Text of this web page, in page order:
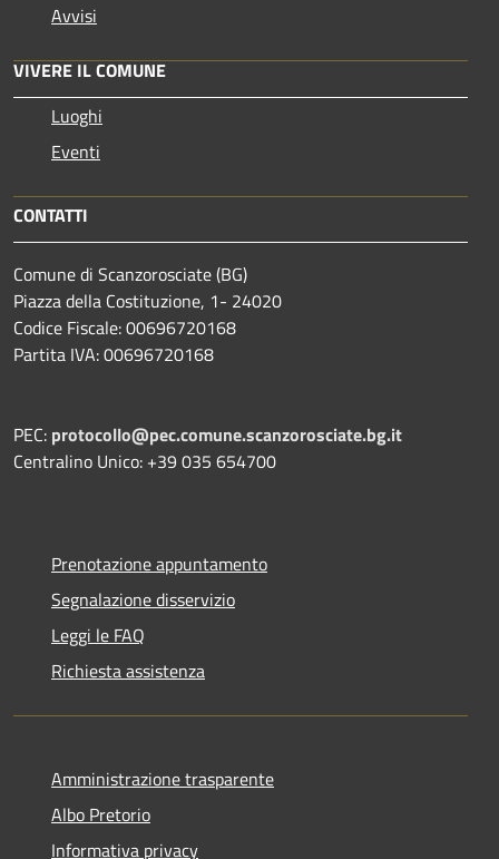
Avvisi
VIVERE IL COMUNE
Luoghi
Eventi
CONTATTI
Comune di Scanzorosciate (BG)
Piazza della Costituzione, 1- 24020
Codice Fiscale: 00696720168
Partita IVA: 00696720168
PEC: protocollo@pec.comune.scanzorosciate.bg.it
Centralino Unico: +39 035 654700
Prenotazione appuntamento
Segnalazione disservizio
Leggi le FAQ
Richiesta assistenza
Amministrazione trasparente
Albo Pretorio
Informativa privacy